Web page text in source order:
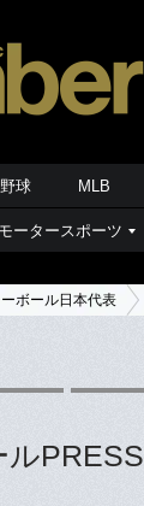
球 MLB
モータースポーツ
ボール日本代表
PRESS